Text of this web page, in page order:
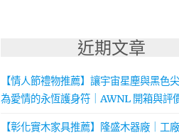
近期文章
【情人節禮物推薦】讓宇宙星塵與黑色
為愛情的永恆護身符｜AWNL 開箱與評
【彰化實木家具推薦】隆盛木器廠｜工